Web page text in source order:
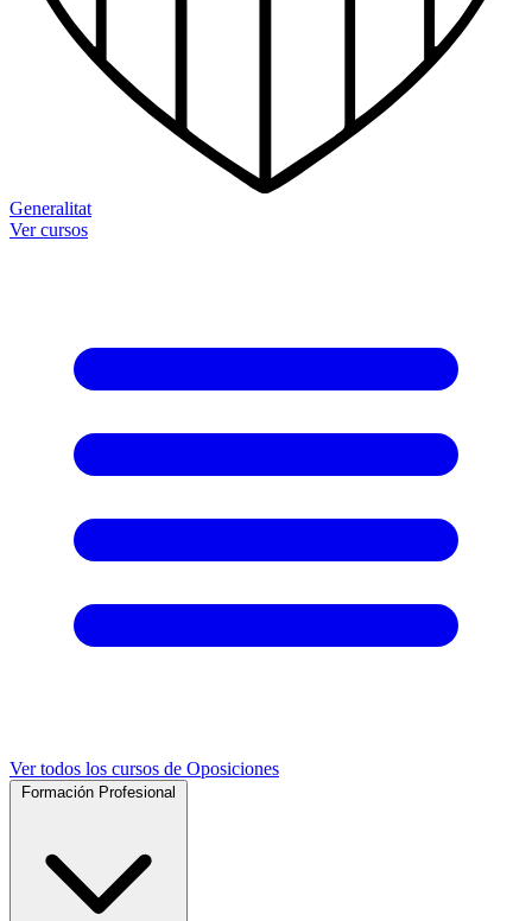
Generalitat
Ver cursos
Ver todos los cursos de Oposiciones
Formación Profesional